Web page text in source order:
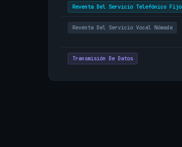
Reventa Del Servicio Telefónico Fijo
Reventa Del Servicio Vocal Nómada
Transmisión De Datos